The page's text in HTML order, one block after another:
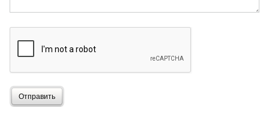
Отправить